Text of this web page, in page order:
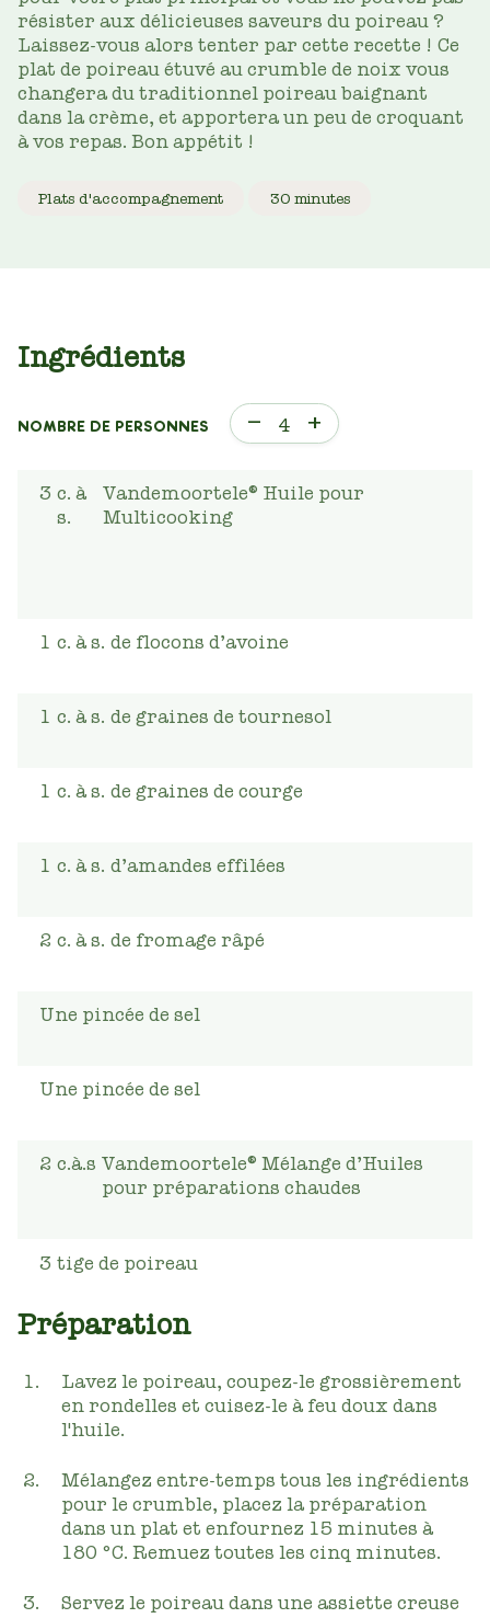
résister aux délicieuses saveurs du poireau ?
Laissez-vous alors tenter par cette recette ! Ce
plat de poireau étuvé au crumble de noix vous
changera du traditionnel poireau baignant
dans la crème, et apportera un peu de croquant
à vos repas. Bon appétit !
Plats d'accompagnement 30 minutes
Ingrédients
NOMBRE DE PERSONNES – 4 +
3 c. à
s.
Vandemoortele® Huile pour
Multicooking
1 c. à s. de flocons d’avoine
1 c. à s. de graines de tournesol
1 c. à s. de graines de courge
1 c. à s. d’amandes effilées
2 c. à s. de fromage râpé
Une pincée de sel
Une pincée de sel
2 c.à.s Vandemoortele® Mélange d’Huiles
pour préparations chaudes
3 tige de poireau
Préparation
Lavez le poireau, coupez-le grossièrement
en rondelles et cuisez-le à feu doux dans
l'huile.
Mélangez entre-temps tous les ingrédients
pour le crumble, placez la préparation
dans un plat et enfournez 15 minutes à
180 °C. Remuez toutes les cinq minutes.
Servez le poireau dans une assiette creuse